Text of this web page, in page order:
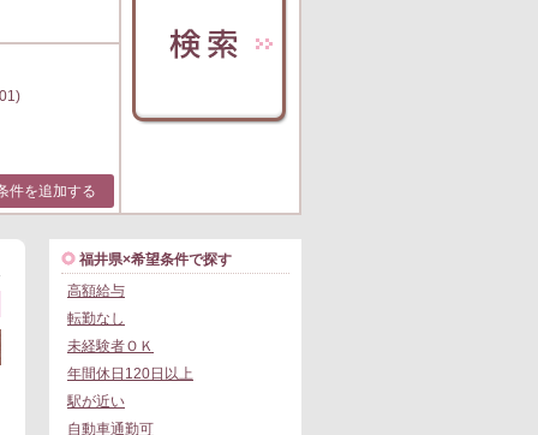
件を追加する
福井県×希望条件で探す
高額給与
転勤なし
未経験者ＯＫ
年間休日120日以上
駅が近い
自動車通勤可